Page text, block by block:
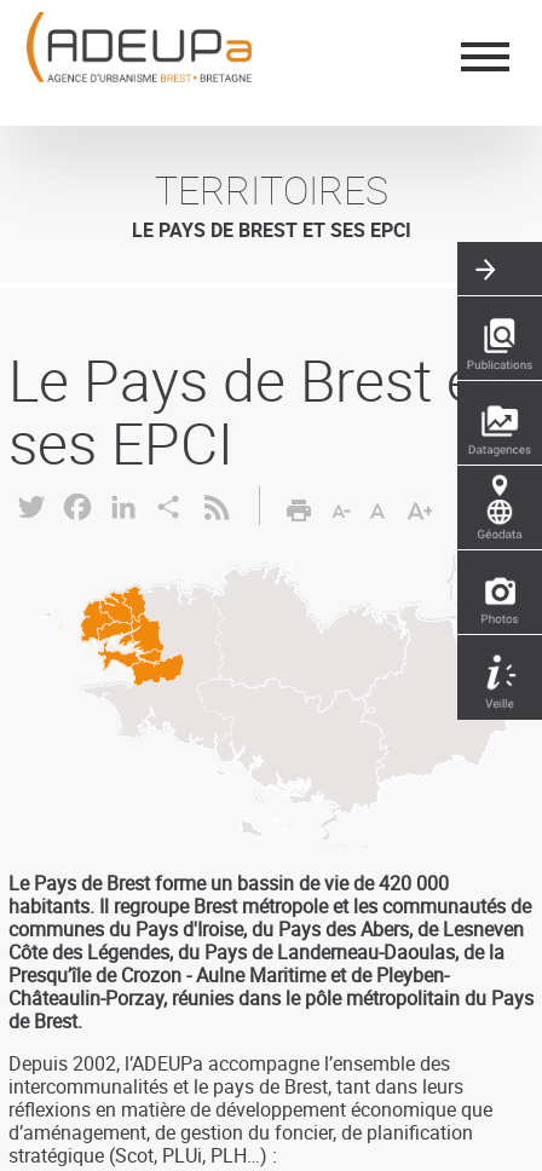
Aller
contenu
principal
TERRITOIRES
LE PAYS DE BREST ET SES EPCI
Le Pays de Brest et
ses EPCI
Twitter FacebookLinkedInShare
Le Pays de Brest forme un bassin de vie de 420 000
habitants. Il regroupe Brest métropole et les communautés de
communes du Pays d'Iroise, du Pays des Abers, de Lesneven
Côte des Légendes, du Pays de Landerneau-Daoulas, de la
Presqu’île de Crozon - Aulne Maritime et de Pleyben-
Châteaulin-Porzay, réunies dans le pôle métropolitain du Pays
de Brest.
Depuis 2002, l’ADEUPa accompagne l’ensemble des
intercommunalités et le pays de Brest, tant dans leurs
réflexions en matière de développement économique que
d’aménagement, de gestion du foncier, de planification
stratégique (Scot, PLUi, PLH…) :
Panneau de gestion des cookies